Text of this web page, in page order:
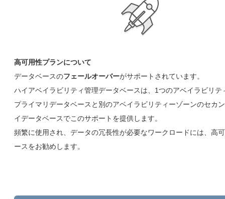
高可用性プランについて
データベースのフェールオーバーがサポートされています。
ハイアベイラビリティ管理データベースは、1つのアベイラビリテ
プライマリデータベースと別のアベイラビリティーゾーンのセカ
イデータベースでこのサポートを提供します。
頻繁に使用され、データの冗長性が必要なワークロードには、高
ースをお勧めします。